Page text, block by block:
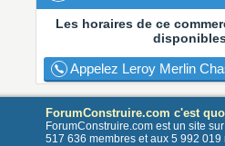
Les horaires de ce
Appelez Leroy Merlin
ForumConstruire.com c'est
ForumConstruire.com est un site
517 636 membres et aux 5 992